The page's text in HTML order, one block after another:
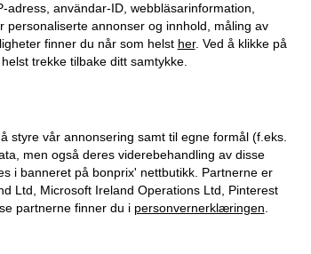
användar-ID, webbläsarinformation,
annonser og innhold, måling av
finner du når som helst her. Ved å klikke på
trekke tilbake ditt samtykke.
vår annonsering samt til egne formål (f.eks.
men også deres viderebehandling av disse
i banneret på bonprix' nettbutikk. Partnerne er
Ltd, Microsoft Ireland Operations Ltd, Pinterest
partnerne finner du i personvernerklæringen